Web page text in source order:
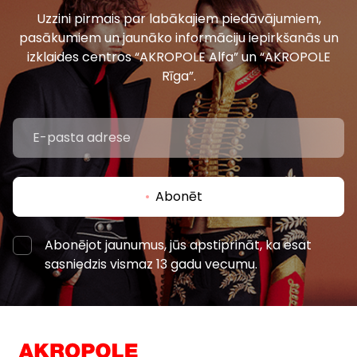
Uzzini pirmais par labākajiem piedāvājumiem,
pasākumiem un jaunāko informāciju iepirkšanās un
izklaides centros “AKROPOLE Alfa” un “AKROPOLE
Rīga”.
Abonēt
Abonējot jaunumus, jūs apstiprināt, ka esat
sasniedzis vismaz 13 gadu vecumu.